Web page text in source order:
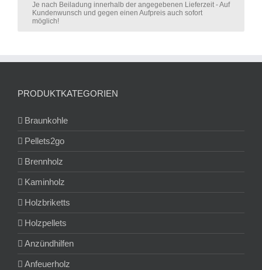
Je nach Beiladung innerhalb der angegebenen Lieferzeit - Auf
Kundenwunsch und gegen einen Aufpreis auch sofort
möglich!
PRODUKTKATEGORIEN
Braunkohle
Pellets2go
Brennholz
Kaminholz
Holzbriketts
Holzpellets
Anzündhilfen
Anfeuerholz